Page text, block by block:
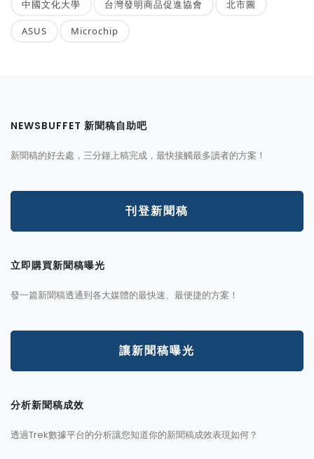
中國文化大學 台灣發明商品促進協會 北市圖
ASUS Microchip
NEWSBUFFET 新聞稿自助吧
新聞稿的好去處，三分鐘上稿完成，最快接觸最多讀者的方案！
刊登新聞稿
立即購買新聞稿曝光
發一篇新聞稿透通到各大媒體的最快速、最便捷的方案！
讓新聞稿曝光
分析新聞稿成效
透過Trek數據平台的分析讓您知道你的新聞稿成效表現如何？